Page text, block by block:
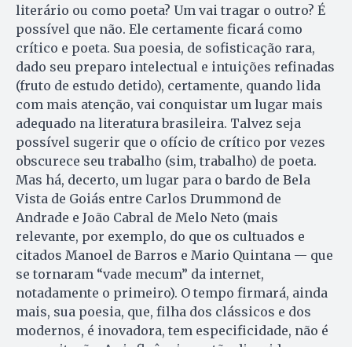
literário ou como poeta? Um vai tragar o outro? É
possível que não. Ele certamente ficará como
crítico e poeta. Sua poesia, de sofisticação rara,
dado seu preparo intelectual e intuições refinadas
(fruto de estudo detido), certamente, quando lida
com mais atenção, vai conquistar um lugar mais
adequado na literatura brasileira. Talvez seja
possível sugerir que o ofício de crítico por vezes
obscurece seu trabalho (sim, trabalho) de poeta.
Mas há, decerto, um lugar para o bardo de Bela
Vista de Goiás entre Carlos Drummond de
Andrade e João Cabral de Melo Neto (mais
relevante, por exemplo, do que os cultuados e
citados Manoel de Barros e Mario Quintana — que
se tornaram “vade mecum” da internet,
notadamente o primeiro). O tempo firmará, ainda
mais, sua poesia, que, filha dos clássicos e dos
modernos, é inovadora, tem especificidade, não é